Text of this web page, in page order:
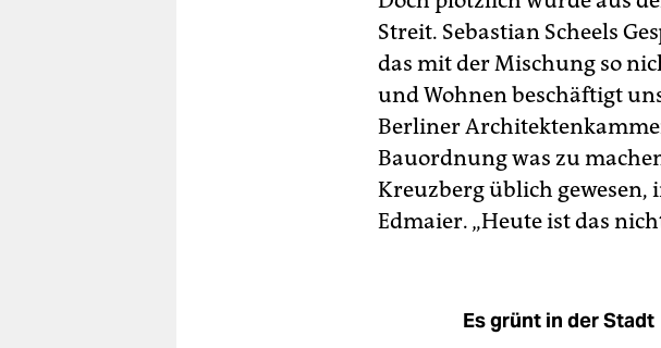
Streit. Sebastian Scheels
das mit der Mischung so
und Wohnen beschäftigt
Berliner
Bauordnung was zu
Kreuzberg üblich gewesen,
Edmaier. „Heute ist das
Es grünt in der Stadt